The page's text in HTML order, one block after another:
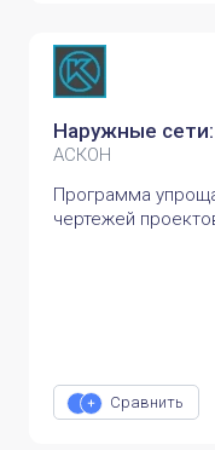
Наружные
АСКОН
Программа
чертежей
Сравнить